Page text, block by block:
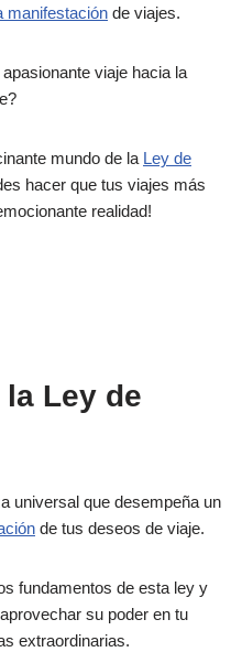
manifestación de viajes.
viaje hacia la
mundo de la Ley de
hacer que tus viajes más
realidad!
Ley de
universal que desempeña un
de tus deseos de viaje.
fundamentos de esta ley y
su poder en tu
extraordinarias.